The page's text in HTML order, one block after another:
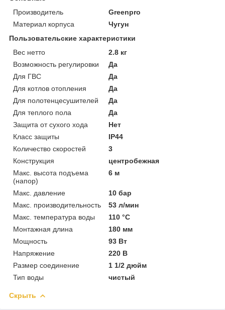
Производитель
Greenpro
Материал корпуса
Чугун
Пользовательские характеристики
Вес нетто
2.8 кг
Возможность регулировки
Да
Для ГВС
Да
Для котлов отопления
Да
Для полотенцесушителей
Да
Для теплого пола
Да
Защита от сухого хода
Нет
Класс защиты
IP44
Количество скоростей
3
Конструкция
центробежная
Макс. высота подъема
(напор)
6 м
Макс. давление
10 бар
Макс. производительность
53 л/мин
Макс. температура воды
110 °C
Монтажная длина
180 мм
Мощность
93 Вт
Напряжение
220 В
Размер соединение
1 1/2 дюйм
Тип воды
чистый
Скрыть